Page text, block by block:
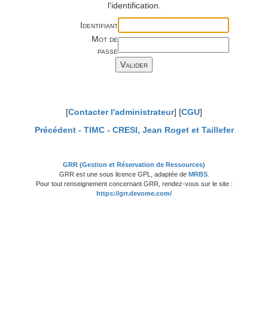
l'identification.
Identifiant
Mot de
passe
[Contacter l'administrateur] [CGU]
Précédent - TIMC - CRESI, Jean Roget et Taillefer
GRR (Gestion et Réservation de Ressources)
GRR est une sous licence GPL, adaptée de MRBS.
Pour tout renseignement concernant GRR, rendez-vous sur le site :
https://grr.devome.com/